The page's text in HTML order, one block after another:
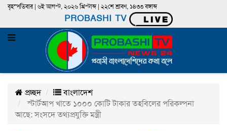
বৃহস্পতিবার | ৬ই আগস্ট, ২০২৬ খ্রিস্টাব্দ | ২২শে শ্রাবণ, ১৪৩৩ বঙ্গাব্দ
PROBASHI TV
প্রচ্ছদ
বাংলাদেশ
স্টার্টআপ খাতে ১০০০ কোটি টাকার তহবিলের পরিকল্পনা
আছে: সংসদে তথ্যপ্রযুক্তি মন্ত্রী